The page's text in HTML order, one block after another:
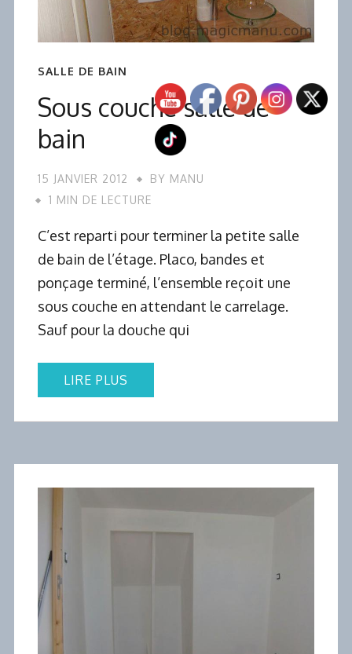
SALLE DE BAIN
Sous couche salle de
bain
15 JANVIER 2012 BY MANU
1 MIN DE LECTURE
C’est reparti pour terminer la petite salle
de bain de l’étage. Placo, bandes et
ponçage terminé, l’ensemble reçoit une
sous couche en attendant le carrelage.
Sauf pour la douche qui
LIRE PLUS